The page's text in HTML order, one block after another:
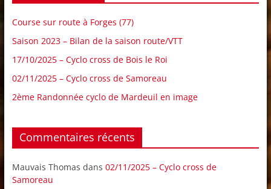
Course sur route à Forges (77)
Saison 2023 – Bilan de la saison route/VTT
17/10/2025 – Cyclo cross de Bois le Roi
02/11/2025 – Cyclo cross de Samoreau
2ème Randonnée cyclo de Mardeuil en image
Commentaires récents
Mauvais Thomas dans 02/11/2025 – Cyclo cross de
Samoreau